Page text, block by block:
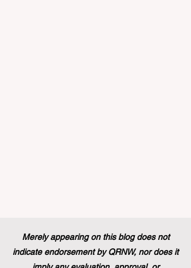
Merely appearing on this blog does not
indicate endorsement by QRNW, nor does it